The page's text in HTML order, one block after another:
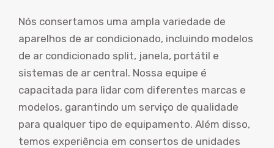
Nós consertamos uma ampla variedade de
aparelhos de ar condicionado, incluindo modelos
de ar condicionado split, janela, portátil e
sistemas de ar central. Nossa equipe é
capacitada para lidar com diferentes marcas e
modelos, garantindo um serviço de qualidade
para qualquer tipo de equipamento. Além disso,
temos experiência em consertos de unidades